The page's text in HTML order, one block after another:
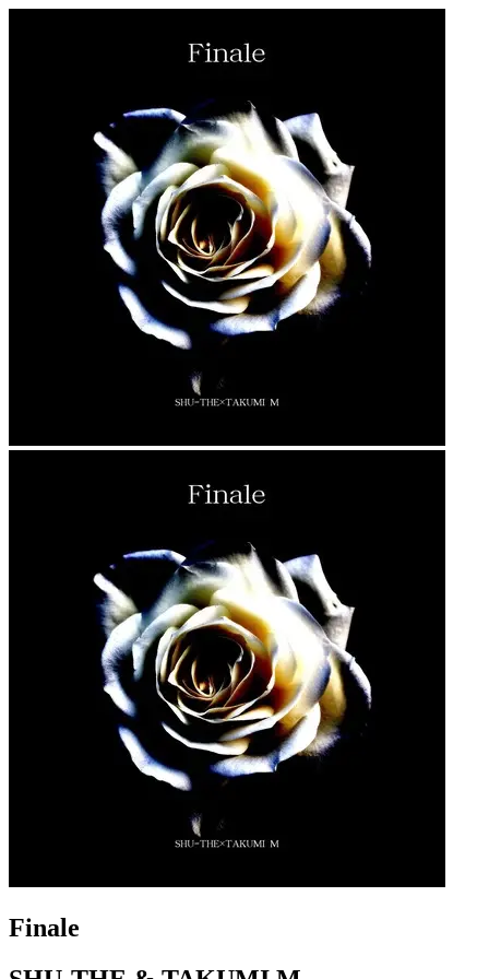
Finale